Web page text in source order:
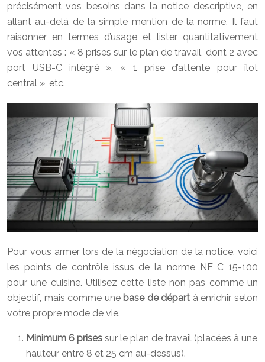
précisément vos besoins dans la notice descriptive, en
allant au-delà de la simple mention de la norme. Il faut
raisonner en termes d’usage et lister quantitativement
vos attentes : « 8 prises sur le plan de travail, dont 2 avec
port USB-C intégré », « 1 prise d’attente pour îlot
central », etc.
Pour vous armer lors de la négociation de la notice, voici
les points de contrôle issus de la norme NF C 15-100
pour une cuisine. Utilisez cette liste non pas comme un
objectif, mais comme une base de départ à enrichir selon
votre propre mode de vie.
Minimum 6 prises sur le plan de travail (placées à une
hauteur entre 8 et 25 cm au-dessus).